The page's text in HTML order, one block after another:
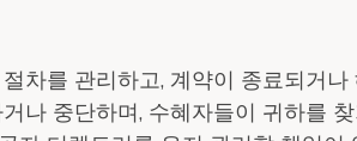
차를 관리하고, 계약이 종료되거
나 중단하며, 수혜자들이 귀하를